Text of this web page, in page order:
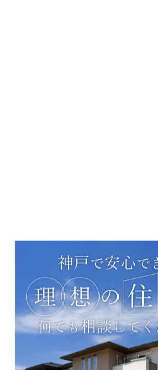
住まいに関する内容を検討するとき、ま
理解することが大切です。神戸エリアの
い知識を持つスタッフが在籍しており、
ますので安心してご相談ください。